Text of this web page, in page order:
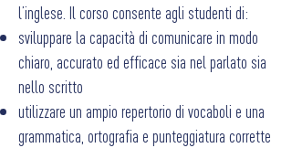
l’inglese. Il corso consente agli studenti di:
sviluppare la capacità di comunicare in modo
chiaro, accurato ed efficace sia nel parlato sia
nello scritto
utilizzare un ampio repertorio di vocaboli e una
grammatica, ortografia e punteggiatura corrette